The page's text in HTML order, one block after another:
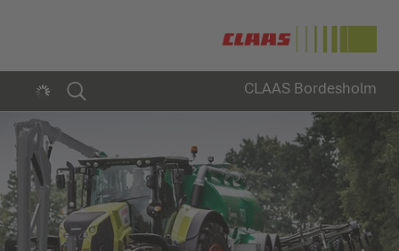
CLAAS Bordesholm